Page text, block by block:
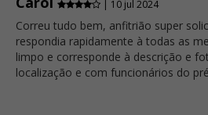
| 10 jul 2024
Correu tudo bem, anfitrião super
respondia rapidamente à todas as
limpo e corresponde à descrição e
localização e com funcionários do